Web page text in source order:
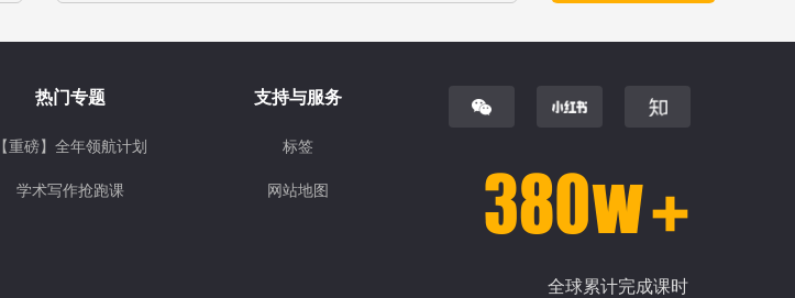
热门专题
【重磅】全年领航计划
学术写作抢跑课
支持与服务
标签
网站地图
全球累计完成课时